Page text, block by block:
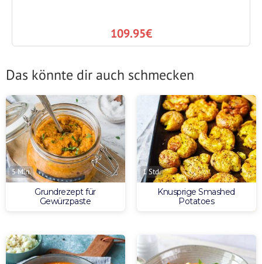
109.95€
Das könnte dir auch schmecken
5 Min.
Grundrezept für
Gewürzpaste
1 Std.
Knusprige Smashed
Potatoes